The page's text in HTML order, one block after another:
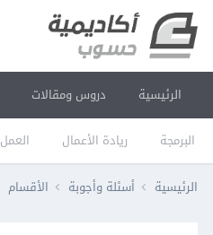
الرئيسية دروس ومقالات
البرمجة ريادة الأعمال
الرئيسية أسئلة وأجوبة الأقسام